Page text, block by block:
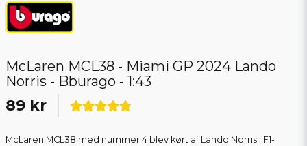
McLaren MCL38 - Miami GP 2024 Lando
Norris - Bburago - 1:43
89 kr
McLaren MCL38 med nummer 4 blev kørt af Lando Norris i F1-